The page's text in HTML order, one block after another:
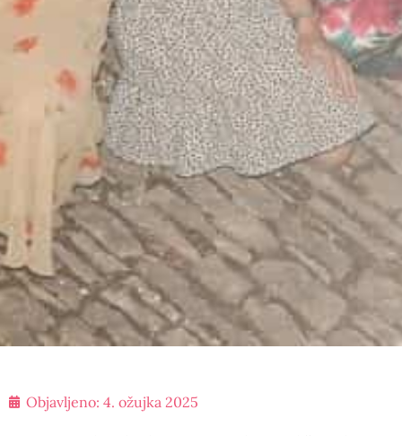
Objavljeno: 4. ožujka 2025